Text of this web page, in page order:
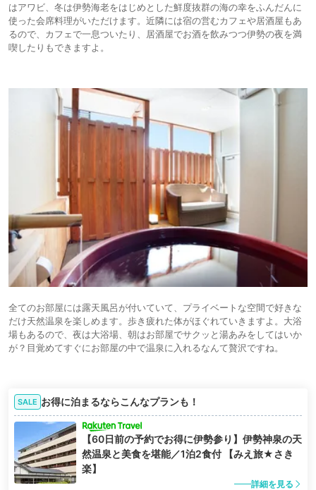
はアワビ、冬は伊勢海老をはじめとした鮮度抜群の海の幸をふんだんに
使った会席料理がいただけます。近隣には宿の営むカフェや居酒屋もあ
るので、カフェで一息ついたり、居酒屋でお酒を飲みつつ伊勢の夜を満
喫したりもできますよ。
全てのお部屋には露天風呂が付いていて、プライベートな空間で好きな
だけ天然温泉を楽しめます。歩き疲れた体がほぐれていきますよ。大浴
場もあるので、夜は大浴場、朝はお部屋でサクッと湯あみをしてはいか
が？目覚めてすぐにお部屋の中で温泉に入れるなんて贅沢ですね。
SALE お得に泊まるならこんなプランも！
【60日前の予約でお得に伊勢参り】伊勢神泉の天
然温泉と美食を堪能／1泊2食付 【みえ旅★さき
楽】
詳細を見る